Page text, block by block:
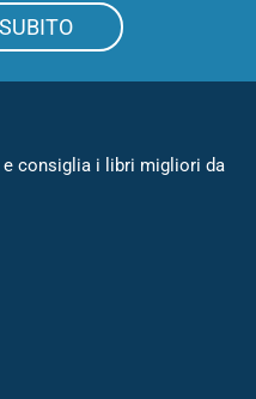
consiglia i libri migliori da